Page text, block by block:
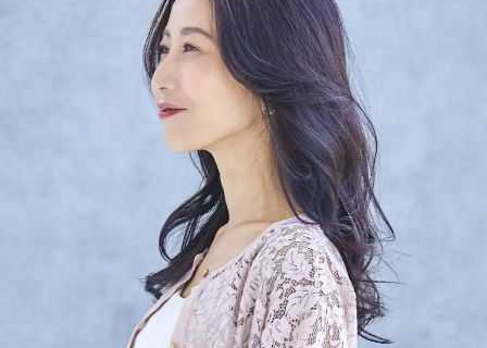
そしてエクラの美意識を、SNSで発信しています。
JOIN US
編集部から届くメールマガジン、
会員限定プレゼントや特別イベントへの応募など
特典が満載！
新規会員登録はこちら